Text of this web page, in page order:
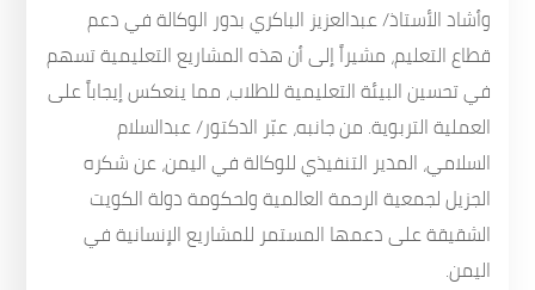
وأشاد الأستاذ/ عبدالعزيز الباكري بدور الوكالة في دعم
قطاع التعليم، مشيراً إلى أن هذه المشاريع التعليمية تسهم
في تحسين البيئة التعليمية للطلاب، مما ينعكس إيجاباً على
العملية التربوية. من جانبه، عبّر الدكتور/ عبدالسلام
السلامي، المدير التنفيذي للوكالة في اليمن، عن شكره
الجزيل لجمعية الرحمة العالمية ولحكومة دولة الكويت
الشقيقة على دعمها المستمر للمشاريع الإنسانية في
اليمن.